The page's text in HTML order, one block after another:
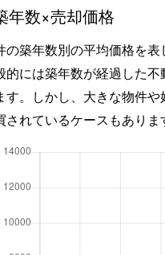
年数×売却価格
の築年数別の平均価格を表
的には築年数が経過した
す。しかし、大きな物件
されているケースもありま